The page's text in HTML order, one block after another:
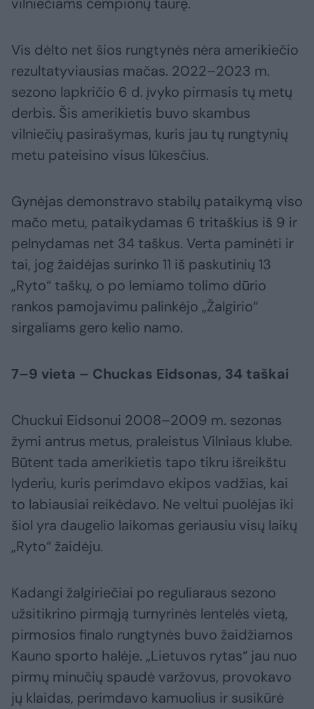
vilniečiams čempionų taurę.
Vis dėlto net šios rungtynės nėra amerikiečio
rezultatyviausias mačas. 2022–2023 m.
sezono lapkričio 6 d. įvyko pirmasis tų metų
derbis. Šis amerikietis buvo skambus
vilniečių pasirašymas, kuris jau tų rungtynių
metu pateisino visus lūkesčius.
Gynėjas demonstravo stabilų pataikymą viso
mačo metu, pataikydamas 6 tritaškius iš 9 ir
pelnydamas net 34 taškus. Verta paminėti ir
tai, jog žaidėjas surinko 11 iš paskutinių 13
„Ryto“ taškų, o po lemiamo tolimo dūrio
rankos pamojavimu palinkėjo „Žalgirio“
sirgaliams gero kelio namo.
7–9 vieta – Chuckas Eidsonas, 34 taškai
Chuckui Eidsonui 2008–2009 m. sezonas
žymi antrus metus, praleistus Vilniaus klube.
Būtent tada amerikietis tapo tikru išreikštu
lyderiu, kuris perimdavo ekipos vadžias, kai
to labiausiai reikėdavo. Ne veltui puolėjas iki
šiol yra daugelio laikomas geriausiu visų laikų
„Ryto“ žaidėju.
Kadangi žalgiriečiai po reguliaraus sezono
užsitikrino pirmąją turnyrinės lentelės vietą,
pirmosios finalo rungtynės buvo žaidžiamos
Kauno sporto halėje. „Lietuvos rytas“ jau nuo
pirmų minučių spaudė varžovus, provokavo
jų klaidas, perimdavo kamuolius ir susikūrė